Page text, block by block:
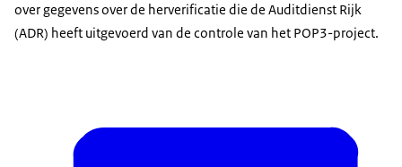
over gegevens over de herverificatie die de Auditdienst Rijk
(ADR) heeft uitgevoerd van de controle van het POP3-project.